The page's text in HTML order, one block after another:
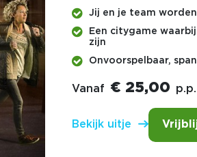
Jij en je team
Een citygame
zijn
Onvoorspelbaar,
Vanaf € 25,00 p.p.
Bekijk uitje